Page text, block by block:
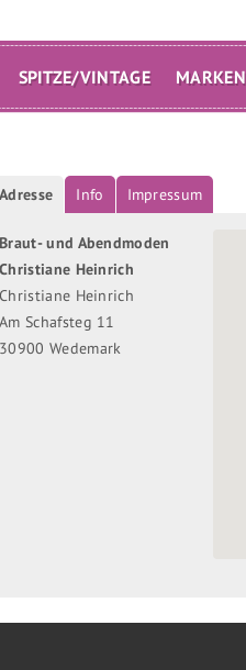
SPITZE/VINTAGE MARKEN
Adresse Info Impressum
Braut- und Abendmoden
Christiane Heinrich
Christiane Heinrich
Am Schafsteg 11
30900 Wedemark